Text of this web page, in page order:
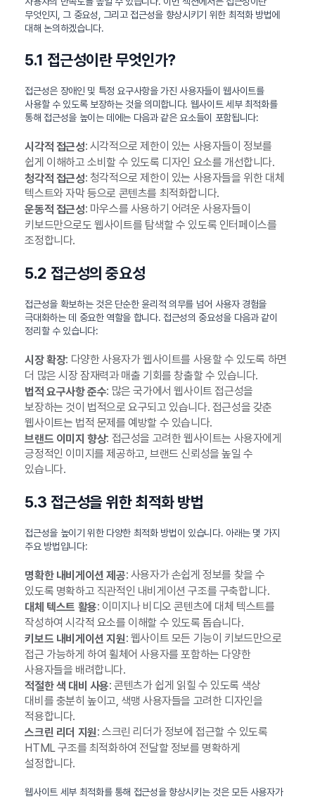
무엇인지, 그 중요성, 그리고 접근성을 향상시키기 위한 최적화 방법에
대해 논의하겠습니다.
5.1 접근성이란 무엇인가?
접근성은 장애인 및 특정 요구사항을 가진 사용자들이 웹사이트를
사용할 수 있도록 보장하는 것을 의미합니다. 웹사이트 세부 최적화를
통해 접근성을 높이는 데에는 다음과 같은 요소들이 포함됩니다:
시각적 접근성: 시각적으로 제한이 있는 사용자들이 정보를
쉽게 이해하고 소비할 수 있도록 디자인 요소를 개선합니다.
청각적 접근성: 청각적으로 제한이 있는 사용자들을 위한 대체
텍스트와 자막 등으로 콘텐츠를 최적화합니다.
운동적 접근성: 마우스를 사용하기 어려운 사용자들이
키보드만으로도 웹사이트를 탐색할 수 있도록 인터페이스를
조정합니다.
5.2 접근성의 중요성
접근성을 확보하는 것은 단순한 윤리적 의무를 넘어 사용자 경험을
극대화하는 데 중요한 역할을 합니다. 접근성의 중요성을 다음과 같이
정리할 수 있습니다:
시장 확장: 다양한 사용자가 웹사이트를 사용할 수 있도록 하면
더 많은 시장 잠재력과 매출 기회를 창출할 수 있습니다.
법적 요구사항 준수: 많은 국가에서 웹사이트 접근성을
보장하는 것이 법적으로 요구되고 있습니다. 접근성을 갖춘
웹사이트는 법적 문제를 예방할 수 있습니다.
브랜드 이미지 향상: 접근성을 고려한 웹사이트는 사용자에게
긍정적인 이미지를 제공하고, 브랜드 신뢰성을 높일 수
있습니다.
5.3 접근성을 위한 최적화 방법
접근성을 높이기 위한 다양한 최적화 방법이 있습니다. 아래는 몇 가지
주요 방법입니다:
명확한 내비게이션 제공: 사용자가 손쉽게 정보를 찾을 수
있도록 명확하고 직관적인 내비게이션 구조를 구축합니다.
대체 텍스트 활용: 이미지나 비디오 콘텐츠에 대체 텍스트를
작성하여 시각적 요소를 이해할 수 있도록 돕습니다.
키보드 내비게이션 지원: 웹사이트 모든 기능이 키보드만으로
접근 가능하게 하여 휠체어 사용자를 포함하는 다양한
사용자들을 배려합니다.
적절한 색 대비 사용: 콘텐츠가 쉽게 읽힐 수 있도록 색상
대비를 충분히 높이고, 색맹 사용자들을 고려한 디자인을
적용합니다.
스크린 리더 지원: 스크린 리더가 정보에 접근할 수 있도록
HTML 구조를 최적화하여 전달할 정보를 명확하게
설정합니다.
웹사이트 세부 최적화를 통해 접근성을 향상시키는 것은 모든 사용자가